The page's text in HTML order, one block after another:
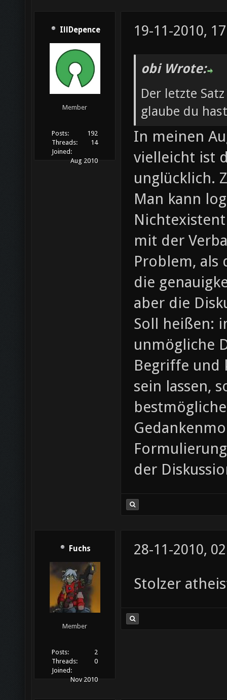
IllDepence
Member
Posts:
192
Threads:
14
Joined:
Aug 2010
19-11-2010,
obi Wrote:
Der letzte
glaube du
In meinen
vielleicht ist
unglücklich.
Man kann
mit der
Problem, als
die
aber die
Soll heißen:
unmögliche
Begriffe und
sein lassen,
der
Fuchs
Member
Posts:
2
Threads:
0
Joined:
Nov 2010
28-11-2010,
Stolzer